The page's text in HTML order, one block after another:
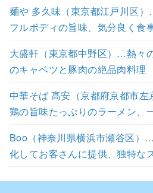
麺や 多久味（東京都江戸川区
フルボディの旨味、気分良く食
大盛軒（東京都中野区）…熱々
のキャベツと豚肉の絶品肉料理
中華そば 髙安（京都府京都市
鶏の旨味たっぷりのラーメン、
Boo（神奈川県横浜市瀬谷区）
化してお客さんに提供、独特な